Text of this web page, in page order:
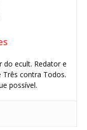
do ecult. Redator e
contra Todos.
possível.